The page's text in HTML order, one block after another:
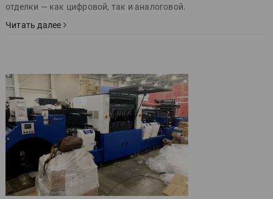
отделки — как цифровой, так и аналоговой.
Читать далее